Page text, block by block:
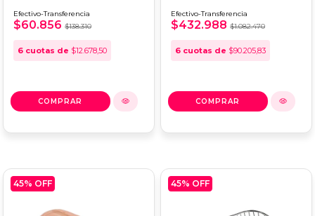
Efectivo-Transferencia
$60.856 $138.310
6 cuotas de $12.678,50
PICAR + REJILLA
Efectivo-Transferencia
$432.988 $1.082.470
6 cuotas de $90.205,83
45% OFF 45% OFF